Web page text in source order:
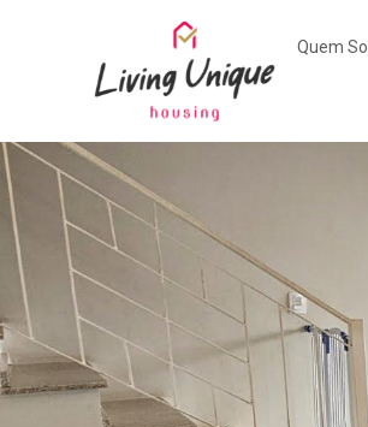
Quem